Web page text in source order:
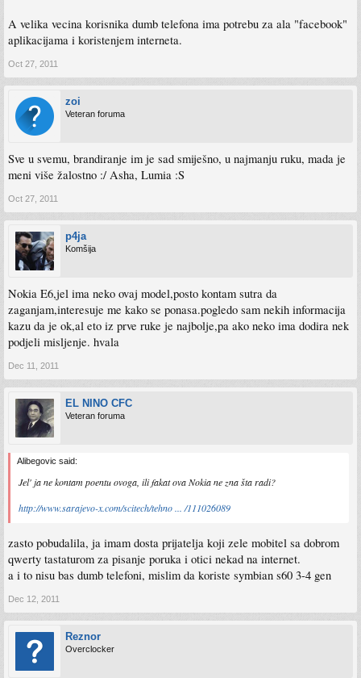
A velika vecina korisnika dumb telefona ima potrebu za ala "facebook"
aplikacijama i koristenjem interneta.
Oct 27, 2011
zoi
Veteran foruma
Sve u svemu, brandiranje im je sad smiješno, u najmanju ruku, mada je
meni više žalostno :/ Asha, Lumia :S
Oct 27, 2011
p4ja
Komšija
Nokia E6,jel ima neko ovaj model,posto kontam sutra da
zaganjam,interesuje me kako se ponasa.pogledo sam nekih informacija
kazu da je ok,al eto iz prve ruke je najbolje,pa ako neko ima dodira nek
podjeli misljenje. hvala
Dec 11, 2011
EL NINO CFC
Veteran foruma
Alibegovic said:
Jel' ja ne kontam poentu ovoga, ili fakat ova Nokia ne zna šta radi?
http://www.sarajevo-x.com/scitech/tehno ... /111026089
zasto pobudalila, ja imam dosta prijatelja koji zele mobitel sa dobrom
qwerty tastaturom za pisanje poruka i otici nekad na internet.
a i to nisu bas dumb telefoni, mislim da koriste symbian s60 3-4 gen
Dec 12, 2011
Reznor
Overclocker